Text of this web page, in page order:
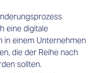
eine digitale
in einem Unternehmen
die der Reihe nach
sollten.